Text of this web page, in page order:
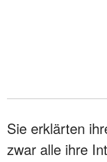
Sie erklärten
zwar alle ihre